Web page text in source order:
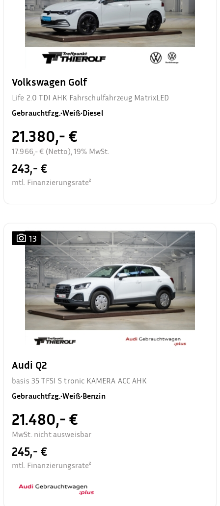
Volkswagen Golf
Life 2.0 TDI AHK Fahrschulfahrzeug MatrixLED
Gebrauchtfzg.•Weiß•Diesel
21.380,- €
17.966,- € (Netto), 19% MwSt.
243,- €
mtl. Finanzierungsrate²
13
Audi Q2
basis 35 TFSI S tronic KAMERA ACC AHK
Gebrauchtfzg.•Weiß•Benzin
21.480,- €
MwSt. nicht ausweisbar
245,- €
mtl. Finanzierungsrate²